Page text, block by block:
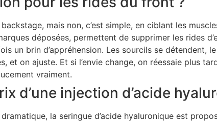
mais non, c’est simple, en ciblant les
déposées, permettent de supprimer les rides
un brin d’appréhension. Les sourcils se détendent,
et on ajuste. Et si l’envie change, on réessaie plus
vraiment.
d’une injection d’acide
la seringue d’acide hyaluronique est